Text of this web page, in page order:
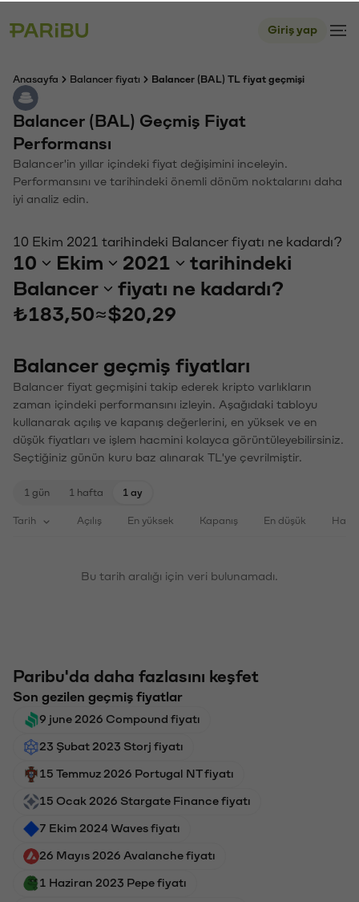
Giriş yap
Anasayfa Balancer fiyatı Balancer (BAL) TL fiyat geçmişi
Balancer (BAL) Geçmiş Fiyat
Performansı
Balancer'in yıllar içindeki fiyat değişimini inceleyin.
Performansını ve tarihindeki önemli dönüm noktalarını daha
iyi analiz edin.
10 Ekim 2021 tarihindeki Balancer fiyatı ne kadardı?
10 Ekim 2021
tarihindeki
Balancer
fiyatı ne kadardı?
₺183,50≈$20,29
Balancer geçmiş fiyatları
Balancer fiyat geçmişini takip ederek kripto varlıkların
zaman içindeki performansını izleyin. Aşağıdaki tabloyu
kullanarak açılış ve kapanış değerlerini, en yüksek ve en
düşük fiyatları ve işlem hacmini kolayca görüntüleyebilirsiniz.
Seçtiğiniz günün kuru baz alınarak TL'ye çevrilmiştir.
1 gün 1 hafta 1 ay
Tarih Açılış En yüksek Kapanış En düşük
Bu tarih aralığı için veri bulunamadı.
Paribu'da daha fazlasını keşfet
Son gezilen geçmiş fiyatlar
9 june 2026 Compound fiyatı
23 Şubat 2023 Storj fiyatı
15 Temmuz 2026 Portugal NT fiyatı
15 Ocak 2026 Stargate Finance fiyatı
7 Ekim 2024 Waves fiyatı
26 Mayıs 2026 Avalanche fiyatı
1 Haziran 2023 Pepe fiyatı